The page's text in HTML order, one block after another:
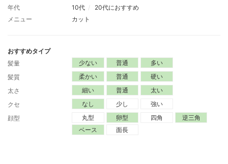
年代
10代
20代におすすめ
メニュー
カット
おすすめタイプ
髪量
少ない 普通
多い
髪質
柔かい 普通
硬い
太さ
細い 普通
太い
クセ
なし 少し
強い
顔型
丸型 卵型 四角
逆三角
ベース
面長